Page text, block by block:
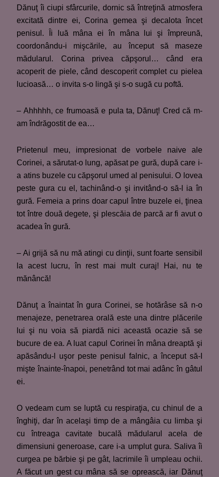
Dănuţ îi ciupi sfârcurile, dornic să întreţină atmosfera
excitată dintre ei, Corina gemea şi decalota încet
penisul. Îi luă mâna ei în mâna lui şi împreună,
coordonându-i mişcările, au început să maseze
mădularul. Corina privea căpşorul… când era
acoperit de piele, când descoperit complet cu pielea
lucioasă… o invita s-o lingă şi s-o sugă cu poftă.
– Ahhhhh, ce frumoasă e pula ta, Dănuţ! Cred că m-
am îndrăgostit de ea…
Prietenul meu, impresionat de vorbele naive ale
Corinei, a sărutat-o lung, apăsat pe gură, după care i-
a atins buzele cu căpşorul umed al penisului. O lovea
peste gura cu el, tachinând-o şi invitând-o să-l ia în
gură. Femeia a prins doar capul între buzele ei, ţinea
tot între două degete, şi plescăia de parcă ar fi avut o
acadea în gură.
– Ai grijă să nu mă atingi cu dinţii, sunt foarte sensibil
la acest lucru, în rest mai mult curaj! Hai, nu te
mănâncă!
Dănuţ a înaintat în gura Corinei, se hotărâse să n-o
menajeze, penetrarea orală este una dintre plăcerile
lui şi nu voia să piardă nici această ocazie să se
bucure de ea. A luat capul Corinei în mâna dreaptă şi
apăsându-l uşor peste penisul falnic, a început să-I
mişte înainte-înapoi, penetrând tot mai adânc în gâtul
ei.
O vedeam cum se luptă cu respiraţia, cu chinul de a
înghiţi, dar în acelaşi timp de a mângâia cu limba şi
cu întreaga cavitate bucală mădularul acela de
dimensiuni generoase, care i-a umplut gura. Saliva îi
curgea pe bărbie şi pe gât, lacrimile îi umpleau ochii.
A făcut un gest cu mâna să se oprească, iar Dănuţ